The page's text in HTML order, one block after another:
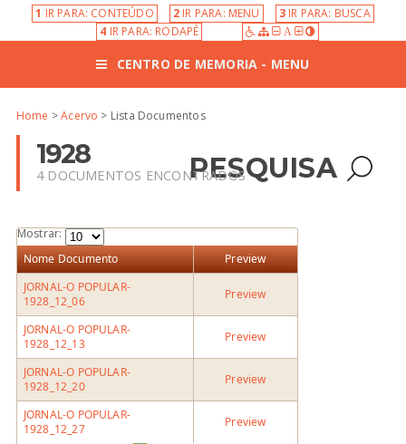
1 IR PARA: CONTEÚDO 2 IR PARA: MENU 3 IR PARA: BUSCA
4 IR PARA: RODAPÉ A
CENTRO DE MEMORIA - MENU
Home >Acervo > Lista Documentos
1928
4 DOCUMENTOS ENCONTRADOSPESQUISA
Mostrar:
Nome Documento
Preview
JORNAL-O POPULAR-
1928_12_06
Preview
JORNAL-O POPULAR-
1928_12_13
Preview
JORNAL-O POPULAR-
1928_12_20
Preview
JORNAL-O POPULAR-
1928_12_27
Preview